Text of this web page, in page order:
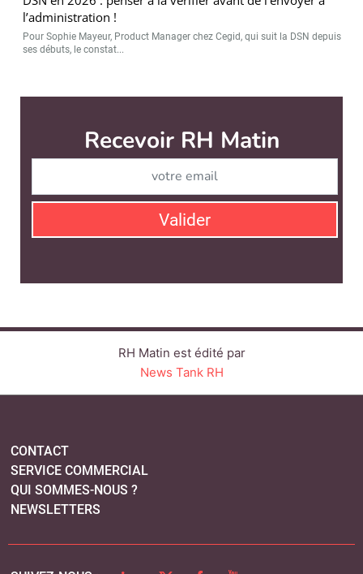
l’administration !
Pour Sophie Mayeur, Product Manager chez Cegid, qui suit la DSN depuis
ses débuts, le constat...
Recevoir RH Matin
Valider
RH Matin est édité par
News Tank RH
CONTACT
SERVICE COMMERCIAL
QUI SOMMES-NOUS ?
NEWSLETTERS